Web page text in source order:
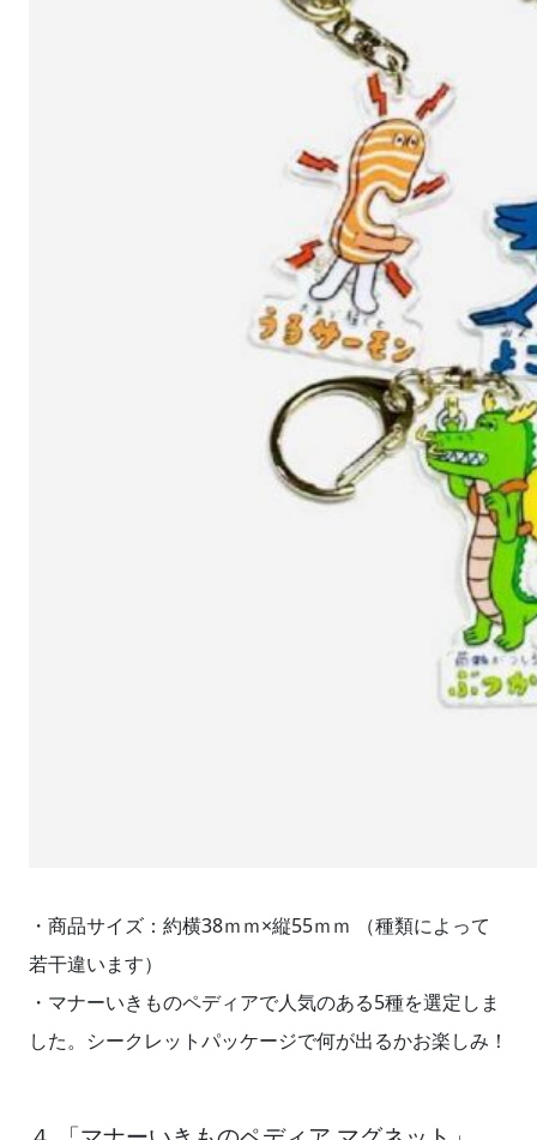
・商品サイズ：約横38ｍｍ×縦55ｍｍ （種類によって
若干違います）
・マナーいきものペディアで人気のある5種を選定しま
した。シークレットパッケージで何が出るかお楽しみ！